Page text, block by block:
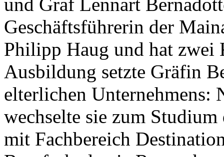
Geschäftsführerin der
Philipp Haug und hat
Ausbildung setzte Gräfin
elterlichen Unternehmens:
wechselte sie zum
mit Fachbereich